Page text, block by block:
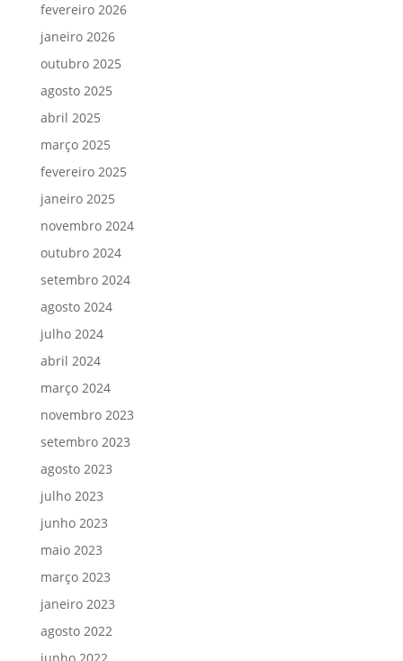
fevereiro 2026
janeiro 2026
outubro 2025
agosto 2025
abril 2025
março 2025
fevereiro 2025
janeiro 2025
novembro 2024
outubro 2024
setembro 2024
agosto 2024
julho 2024
abril 2024
março 2024
novembro 2023
setembro 2023
agosto 2023
julho 2023
junho 2023
maio 2023
março 2023
janeiro 2023
agosto 2022